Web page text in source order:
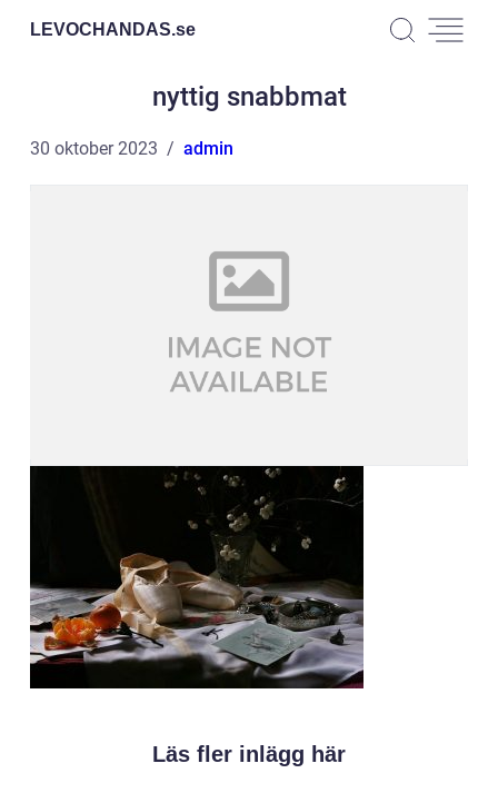
LEVOCHANDAS.se
nyttig snabbmat
30 oktober 2023 admin
Läs fler inlägg här